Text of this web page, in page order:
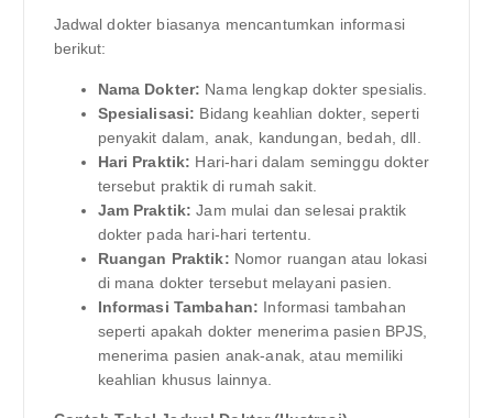
Jadwal dokter biasanya mencantumkan informasi
berikut:
Nama Dokter: Nama lengkap dokter spesialis.
Spesialisasi: Bidang keahlian dokter, seperti
penyakit dalam, anak, kandungan, bedah, dll.
Hari Praktik: Hari-hari dalam seminggu dokter
tersebut praktik di rumah sakit.
Jam Praktik: Jam mulai dan selesai praktik
dokter pada hari-hari tertentu.
Ruangan Praktik: Nomor ruangan atau lokasi
di mana dokter tersebut melayani pasien.
Informasi Tambahan: Informasi tambahan
seperti apakah dokter menerima pasien BPJS,
menerima pasien anak-anak, atau memiliki
keahlian khusus lainnya.